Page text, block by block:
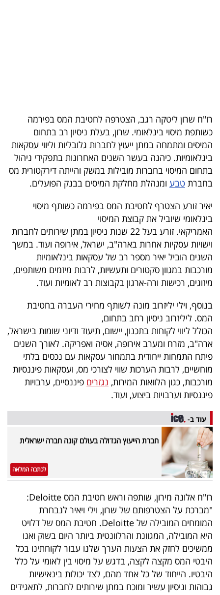
40
UNDER
40
שיתופי
פעולה
דרושים
ניוזלטרים
מייל
אדום
פרסמו
באייס
עקבו
אחרינו:
רו"ח שרון ליטקה רגב, הצטרפה לחטיבת המס בפירמה
כשותפת מיסוי בינלאומי. שרון, בעלת ניסיון רב בתחום
המיסים ומתמחה במתן ייעוץ לחברות גלובליות וליווי עסקאות
בינלאומיות. כיהנה בעשר השנים האחרונות בתפקידי ניהול
בתחום המיסוי בחברות מובילות במשק והייתה דירקטורית מס
בחברת טבע ומנהלת מחלקת המיסים בבנק הפועלים.
יאיר זורע הצטרף לחטיבת המס בפירמה כשותף מיסוי
בינלאומי שיוביל את קבוצת המיסוי
האמריקאי. זורע בעל 22 שנות ניסיון במתן שירותים לחברות
וישויות עסקיות אחרות בארה"ב, ישראל, אירופה ועוד. במשך
השנים הוביל יאיר מספר רב של עסקאות בינלאומיות
מורכבות במגוון סקטורים ותעשיות, לרבות מיזמים משותפים,
מיזוגים, רכישות ורה-ארגון בקבוצות רב לאומיות ועוד.
בנוסף, וילי יליזרוב מונה לשותף מחירי העברה בחטיבת
המס. ליליזרוב ניסיון רחב בתחום,
הכולל ליווי לקוחות בתכנון, יישום, תיעוד ודיוני שומות בישראל,
ארה"ב, מזרח ומערב אירופה, אסיה ואפריקה. לאורך השנים
פיתח התמחות ייחודית בתמחור עסקאות עם נכסים בלתי
מוחשיים, לרבות הערכות שווי לצורכי מס, ועסקאות פיננסיות
מורכבות, כגון הלוואות המירות, נגזרים פיננסיים, ערבויות
פיננסיות וערבויות ביצוע, ועוד.
עוד ב-
חברת הייעוץ הגדולה בעולם קונה חברה ישראלית
לכתבה המלאה
רו"ח אלונה מירון, שותפה וראש חטיבת המס Deloitte:
"מברכת על הצטרפותם של שרון, וילי ויאיר לנבחרת
המומחים המובילה של Deloitte. חטיבת המס של דלויט
היא המובילה, המגוונת והרלוונטית ביותר היום בשוק ואנו
ממשיכים לחזק את הצעות הערך שלנו עבור לקוחתינו בכל
היבטי המס מקצה לקצה, בדגש על מיסוי בין לאומי על כלל
היבטיו. הייחוד של כל אחד מהם, לצד יכולות בינאישיות
גבוהות וניסיון עשיר ומוכח במתן שירותים לחברות, לתאגידים